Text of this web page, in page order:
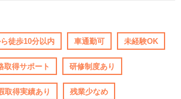
徒歩10分以内 車通勤可 未経験OK
取得サポート 研修制度あり
取得実績あり 残業少なめ